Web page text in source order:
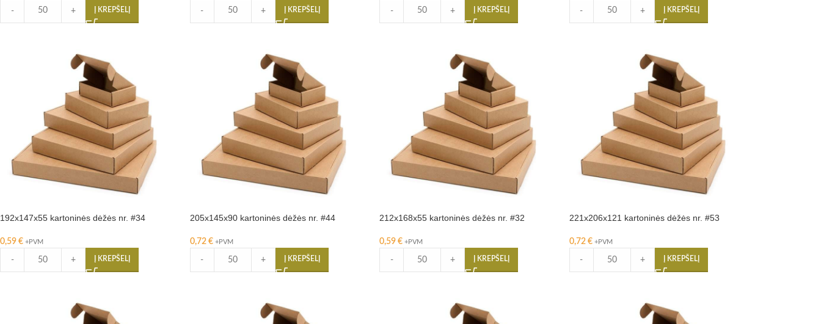
- + Į KREPŠELĮ - + Į KREPŠELĮ - + Į KREPŠELĮ - + Į KREPŠELĮ
192x147x55 kartoninės dėžės nr. #34
0,59 € +PVM
- + Į KREPŠELĮ
205x145x90 kartoninės dėžės nr. #44
0,72 € +PVM
- + Į KREPŠELĮ
212x168x55 kartoninės dėžės nr. #32
0,59 € +PVM
- + Į KREPŠELĮ
221x206x121 kartoninės dėžės nr. #53
0,72 € +PVM
- + Į KREPŠELĮ